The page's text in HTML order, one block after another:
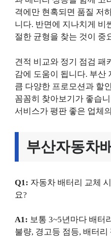
격에만 현혹되면 품질 저
니다. 반면에 지나치게 비
절한 균형을 찾는 것이 중
견적 비교와 정기 점검 패
감에 도움이 됩니다. 부산
큼 다양한 프로모션과 할
꼼꼼히 찾아보기가 좋습
서비스가 평판 좋은 업체
부산자동차
Q1: 자동차 배터리 교체
요?
A1: 보통 3~5년마다 배터
불량, 경고등 점등, 배터